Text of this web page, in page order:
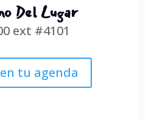
Del Lugar
ext #4101
tu agenda